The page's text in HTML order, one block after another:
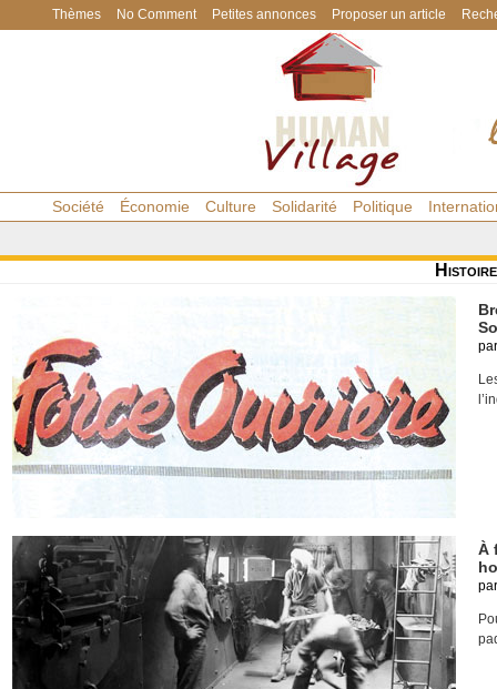
Thèmes No Comment Petites annonces Proposer un article
Société Économie Culture Solidarité Politique
Histoire
À